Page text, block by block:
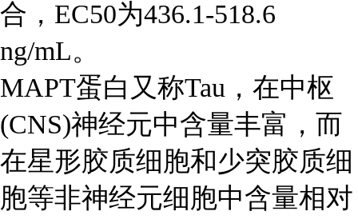
合，EC50为436.1-518.6
ng/mL。
MAPT蛋白又称Tau，在中枢
(CNS)神经元中含量丰富，而
在星形胶质细胞和少突胶质细
胞等非神经元细胞中含量相对